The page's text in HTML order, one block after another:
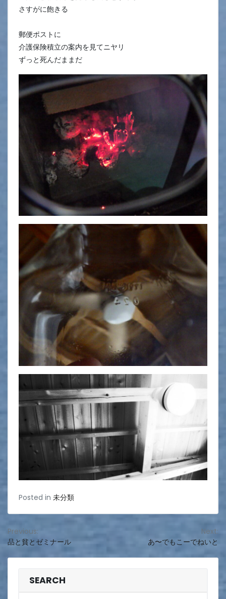
さすがに飽きる
郵便ポストに
介護保険積立の案内を見てニヤリ
ずっと死んだままだ
Posted in 未分類
投
稿
Previous:
品と貧とゼミナール
Next:
あ〜でもこーでねいと
SEARCH